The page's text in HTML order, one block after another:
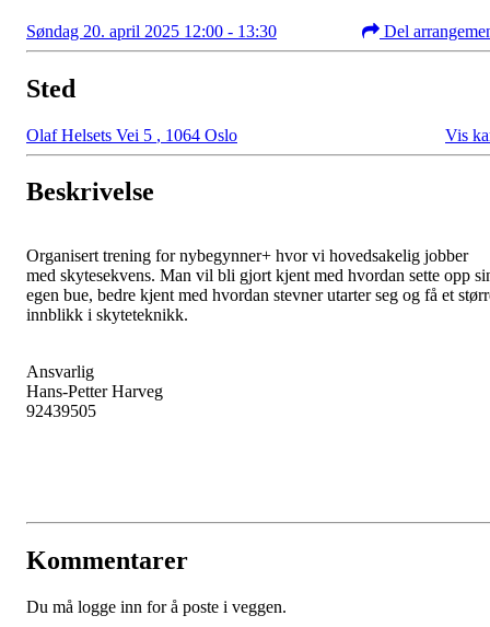
Søndag 20. april 2025 12:00 - 13:30 Del
Sted
Olaf Helsets Vei 5 , 1064 Oslo Vis
Beskrivelse
Organisert trening for nybegynner+ hvor vi hovedsakelig jobber
med skytesekvens. Man vil bli gjort kjent med hvordan sette opp
egen bue, bedre kjent med hvordan stevner utarter seg og få et
innblikk i skyteteknikk.
Ansvarlig
Hans-Petter Harveg
92439505
Kommentarer
Du må logge inn for å poste i veggen.